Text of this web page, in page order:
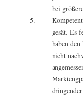
bei
gesät. Es
haben
nicht